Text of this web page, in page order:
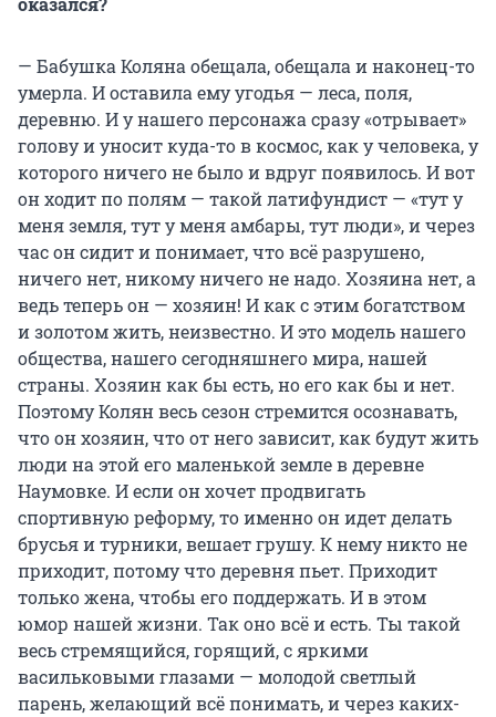
— Бабушка Коляна обещала, обещала и наконец-то
умерла. И оставила ему угодья — леса, поля,
деревню. И у нашего персонажа сразу «отрывает»
голову и уносит куда-то в космос, как у человека, у
которого ничего не было и вдруг появилось. И вот
он ходит по полям — такой латифундист — «тут у
меня земля, тут у меня амбары, тут люди», и через
час он сидит и понимает, что всё разрушено,
ничего нет, никому ничего не надо. Хозяина нет, а
ведь теперь он — хозяин! И как с этим богатством
и золотом жить, неизвестно. И это модель нашего
общества, нашего сегодняшнего мира, нашей
страны. Хозяин как бы есть, но его как бы и нет.
Поэтому Колян весь сезон стремится осознавать,
что он хозяин, что от него зависит, как будут жить
люди на этой его маленькой земле в деревне
Наумовке. И если он хочет продвигать
спортивную реформу, то именно он идет делать
брусья и турники, вешает грушу. К нему никто не
приходит, потому что деревня пьет. Приходит
только жена, чтобы его поддержать. И в этом
юмор нашей жизни. Так оно всё и есть. Ты такой
весь стремящийся, горящий, с яркими
васильковыми глазами — молодой светлый
парень, желающий всё понимать, и через каких-